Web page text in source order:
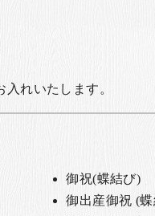
れいたします。
御祝(蝶結び)
御出産御祝 (